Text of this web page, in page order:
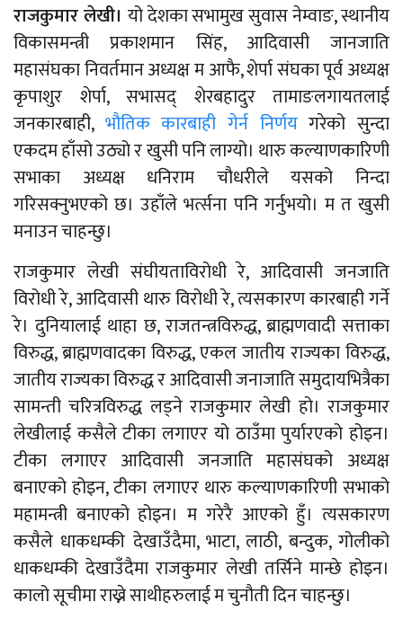
राजकुमार लेखी। यो देशका सभामुख सुवास नेम्वाङ, स्थानीय
विकासमन्त्री प्रकाशमान सिंह, आदिवासी जानजाति
महासंघका निवर्तमान अध्यक्ष म आफै, शेर्पा संघका पूर्व अध्यक्ष
कृपाशुर शेर्पा, सभासद् शेरबहादुर तामाङलगायतलाई
जनकारबाही,भौतिक कारबाही गेर्न निर्णयगरेको सुन्दा
एकदम हाँसो उठ्यो र खुसी पनि लाग्यो। थारु कल्याणकारिणी
सभाका अध्यक्ष धनिराम चौधरीले यसको निन्दा
गरिसक्नुभएको छ। उहाँले भर्त्सना पनि गर्नुभयो। म त खुसी
मनाउन चाहन्छु।
राजकुमार लेखी संघीयताविरोधी रे, आदिवासी जनजाति
विरोधी रे, आदिवासी थारु विरोधी रे, त्यसकारण कारबाही गर्ने
रे। दुनियालाई थाहा छ, राजतन्त्रविरुद्ध, ब्राह्मणवादी सत्ताका
विरुद्ध, ब्राह्मणवादका विरुद्ध, एकल जातीय राज्यका विरुद्ध,
जातीय राज्यका विरुद्ध र आदिवासी जनाजाति समुदायभित्रैका
सामन्ती चरित्रविरुद्ध लड्ने राजकुमार लेखी हो। राजकुमार
लेखीलाई कसैले टीका लगाएर यो ठाउँमा पुर्यारएको होइन।
टीका लगाएर आदिवासी जनजाति महासंघको अध्यक्ष
बनाएको होइन, टीका लगाएर थारु कल्याणकारिणी सभाको
महामन्त्री बनाएको होइन। म गरेरै आएको हुँ। त्यसकारण
कसैले धाकधम्की देखाउँदैमा, भाटा, लाठी, बन्दुक, गोलीको
धाकधम्की देखाउँदैमा राजकुमार लेखी तर्सिने मान्छे होइन।
कालो सूचीमा राख्ने साथीहरुलाई म चुनौती दिन चाहन्छु।